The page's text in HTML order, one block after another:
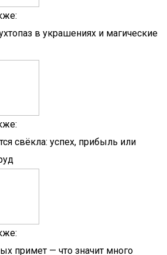
в украшениях и магические
свёкла: успех, прибыль или
примет — что значит много